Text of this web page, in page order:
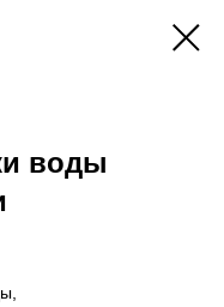
воды